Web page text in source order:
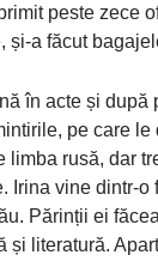
peste zece
și-a făcut
în acte și după
pe care le
limba rusă, dar
Irina vine dintr-o
Părinții ei
și literatură.